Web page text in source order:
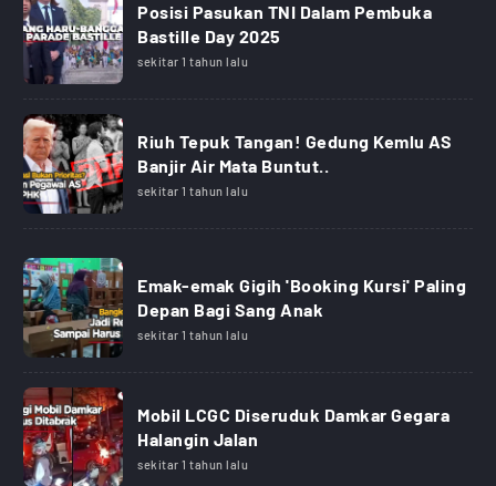
Posisi Pasukan TNI Dalam Pembuka
Bastille Day 2025
sekitar 1 tahun lalu
Riuh Tepuk Tangan! Gedung Kemlu AS
Banjir Air Mata Buntut..
sekitar 1 tahun lalu
Emak-emak Gigih 'Booking Kursi' Paling
Depan Bagi Sang Anak
sekitar 1 tahun lalu
Mobil LCGC Diseruduk Damkar Gegara
Halangin Jalan
sekitar 1 tahun lalu